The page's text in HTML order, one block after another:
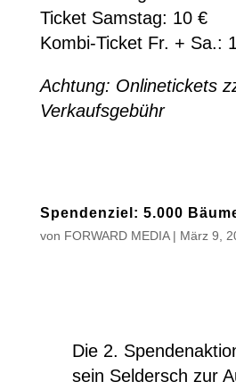
Ticket Samstag: 10 €
Kombi-Ticket Fr. + Sa.:
Achtung: Onlinetickets
Verkaufsgebühr
Spendenziel: 5.000
von FORWARD MEDIA| März 9,
Die 2.
sein Seldersch zur